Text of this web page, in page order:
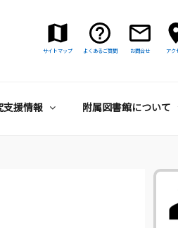
サイトマップ よくあるご質問 お問合せ アク
支援情報 附属図書館について